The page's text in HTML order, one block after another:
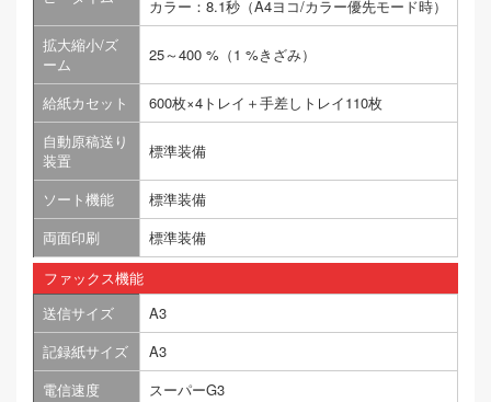
カラー：8.1秒（A4ヨコ/カラー優先モード時）
拡大縮小/ズ
ーム
25～400 %（1 %きざみ）
給紙カセット
600枚×4トレイ＋手差しトレイ110枚
自動原稿送り
装置
標準装備
ソート機能
標準装備
両面印刷
標準装備
ファックス機能
送信サイズ
A3
記録紙サイズ
A3
電信速度
スーパーG3